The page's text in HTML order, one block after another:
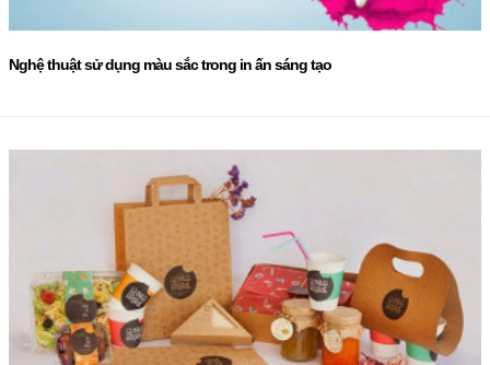
Nghệ thuật sử dụng màu sắc trong in ấn sáng tạo